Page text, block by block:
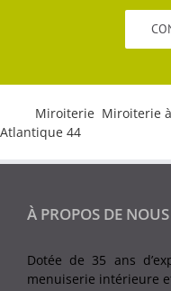
Miroiterie Miroiterie
Atlantique 44
À PROPOS DE NOUS
Dotée de 35 ans
menuiserie intérieure